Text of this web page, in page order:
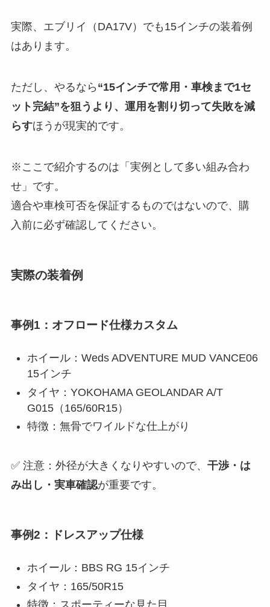
実際、エブリイ（DA17V）でも15インチの装着例
はあります。
ただし、やるなら “15インチで常用・車検まで1セ
ット完結”を狙うより、運用を割り切って失敗を減
らすほうが現実的です。
※ここで紹介するのは「実例として多い組み合わ
せ」です。
適合や車検可否を保証するものではないので、購
入前に必ず確認してください。
実際の装着例
事例1：オフロード仕様カスタム
ホイール：Weds ADVENTURE MUD VANCE06
15インチ
タイヤ：YOKOHAMA GEOLANDAR A/T
G015（165/60R15）
特徴：無骨でワイルドな仕上がり
✅ 注意：外径が大きくなりやすいので、 干渉・は
み出し・実車確認が重要です。
事例2：ドレスアップ仕様
ホイール：BBS RG 15インチ
タイヤ：165/50R15
特徴：スポーティーな見た目